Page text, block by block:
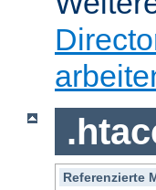
Referenzierte